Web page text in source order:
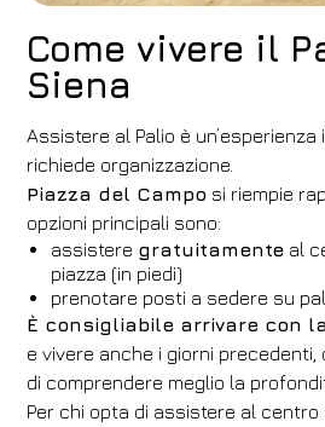
Come vivere il
Siena
Assistere al Palio è un’esperienza
richiede organizzazione.
Piazza del Campo si riempie
opzioni principali sono:
assistere gratuitamente al
piazza (in piedi)
prenotare posti a sedere su
È consigliabile arrivare con
e vivere anche i giorni
di comprendere meglio la
Per chi opta di assistere al centro